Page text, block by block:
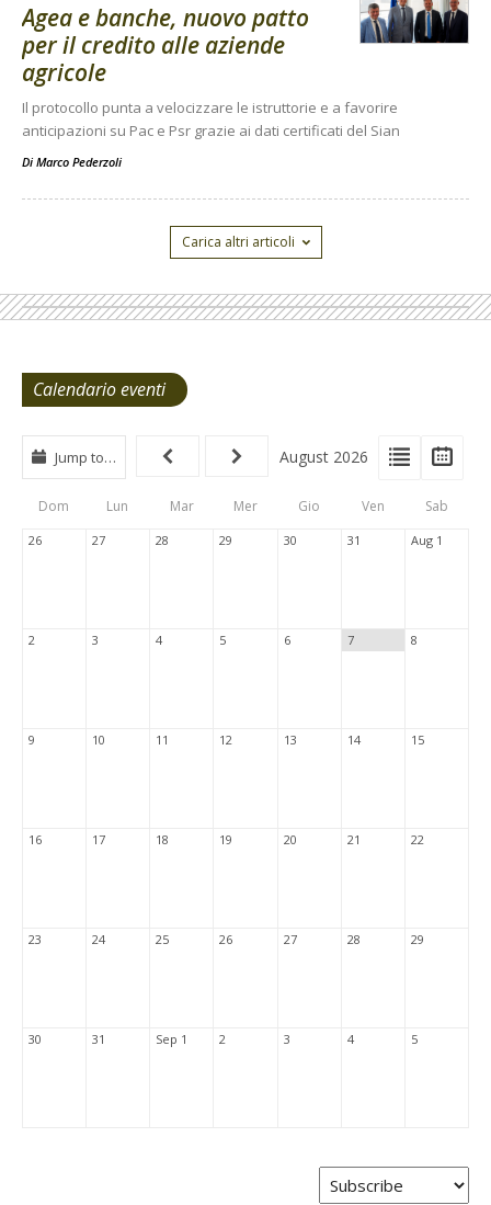
Agea e banche, nuovo patto
per il credito alle aziende
agricole
Il protocollo punta a velocizzare le istruttorie e a favorire
anticipazioni su Pac e Psr grazie ai dati certificati del Sian
Di Marco Pederzoli
Carica altri articoli
Calendario eventi
View
Type
Tabs
View
List
Jump to… August 2026
Dom Lun Mar Mer Gio Ven Sab
26 27 28 29 30 31 Aug 1
2 3 4 5 6 7 8
9 10 11 12 13 14 15
16 17 18 19 20 21 22
23 24 25 26 27 28 29
30 31 Sep 1 2 3 4 5